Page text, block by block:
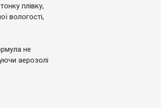
плівку,
вологості,
не
аерозолі